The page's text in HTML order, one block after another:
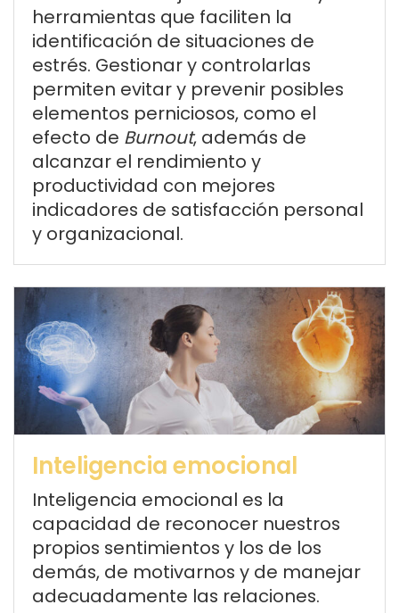
herramientas que faciliten la
identificación de situaciones de
estrés. Gestionar y controlarlas
permiten evitar y prevenir posibles
elementos perniciosos, como el
efecto de Burnout, además de
alcanzar el rendimiento y
productividad con mejores
indicadores de satisfacción personal
y organizacional.
Inteligencia emocional
Inteligencia emocional es la
capacidad de reconocer nuestros
propios sentimientos y los de los
demás, de motivarnos y de manejar
adecuadamente las relaciones.